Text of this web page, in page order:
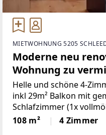
MIETWOHNUNG 5205
Moderne neu
Wohnung zu
Helle und schöne 4-
inkl 29m² Balkon mit
Schlafzimmer (1x
Wohnbereich (Küche
hochwertigen
108 m² 4 Zimmer